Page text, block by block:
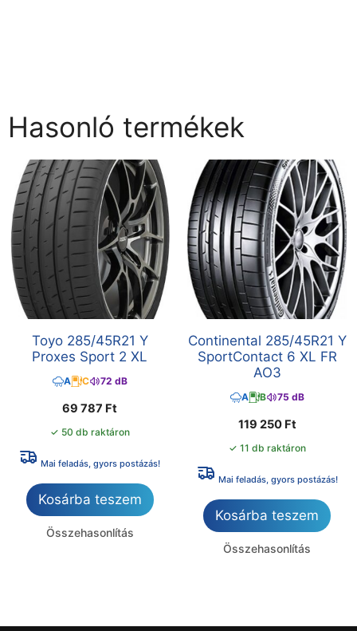
Hasonló termékek
Toyo 285/45R21 Y
Proxes Sport 2 XL
A C 72 dB
69 787 Ft
✓ 50 db raktáron
Mai feladás, gyors postázás!
Kosárba teszem
Összehasonlítás
Continental 285/45R21 Y
SportContact 6 XL FR
AO3
A B 75 dB
119 250 Ft
✓ 11 db raktáron
Mai feladás, gyors postázás!
Kosárba teszem
Összehasonlítás